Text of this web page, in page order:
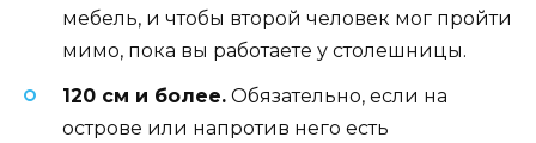
мебель, и чтобы второй человек мог пройти
мимо, пока вы работаете у столешницы.
120 см и более. Обязательно, если на
острове или напротив него есть